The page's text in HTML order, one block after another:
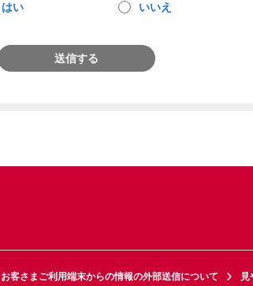
はい いいえ
送信する
お客さまご利用端末からの情報の外部送信について 見